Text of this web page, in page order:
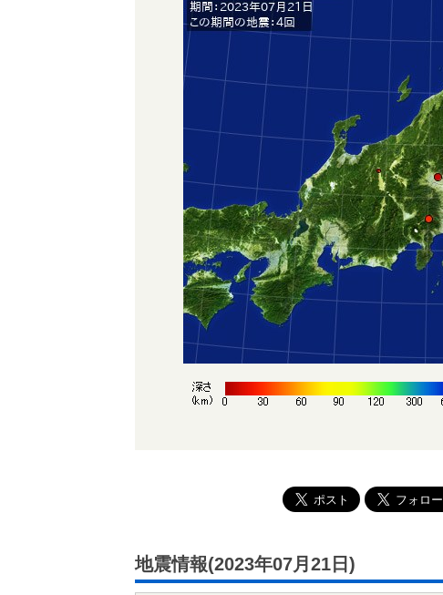
地震情報(2023年07月21日)